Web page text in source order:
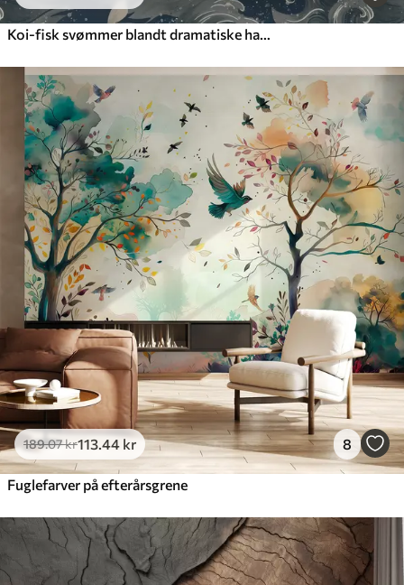
189.07kr113 .44 kr 8
Fuglefarver på efterårsgrene